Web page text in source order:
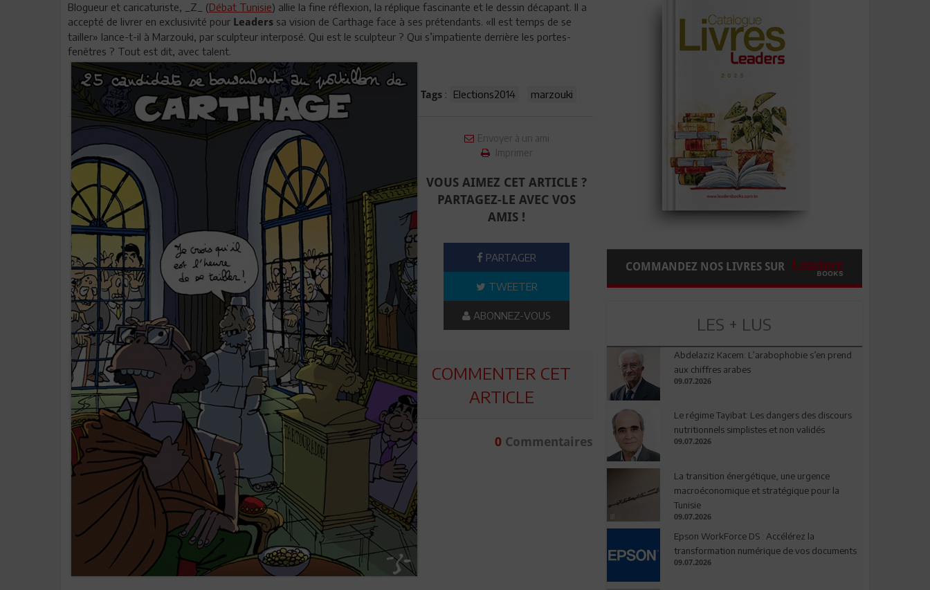
Blogueur et caricaturiste, _Z_ (Débat Tunisie) allie la fine réflexion, la réplique fascinante et le dessin décapant. Il a
accepté de livrer en exclusivité pour Leaders sa vision de Carthage face à ses prétendants. «Il est temps de se
tailler» lance-t-il à Marzouki, par sculpteur interposé. Qui est le sculpteur ? Qui s’impatiente derrière les portes-
fenêtres ? Tout est dit, avec talent.
Tags : Elections2014 marzouki
Envoyer à un ami
Imprimer
VOUS AIMEZ CET ARTICLE ?
PARTAGEZ-LE AVEC VOS
AMIS !
PARTAGER
TWEETER
ABONNEZ-VOUS
COMMENTER CET
ARTICLE
0Commentaires
COMMANDEZ NOS LIVRES SUR
LES + LUS
Abdelaziz Kacem: L’arabophobie s’en prend
aux chiffres arabes
09.07.2026
Le régime Tayibat: Les dangers des discours
nutritionnels simplistes et non validés
09.07.2026
La transition énergétique, une urgence
macroéconomique et stratégique pour la
Tunisie
09.07.2026
Epson WorkForce DS : Accélérez la
transformation numérique de vos documents
09.07.2026